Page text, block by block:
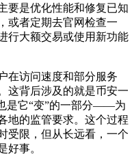
要是优化性能和修复已知
或者定期去官网检查一
行大额交易或使用新功能
在访问速度和部分服务
这背后涉及的就是币安一
是它“变”的一部分——为
地的监管要求。这个过程
受限，但从长远看，一个
好事。